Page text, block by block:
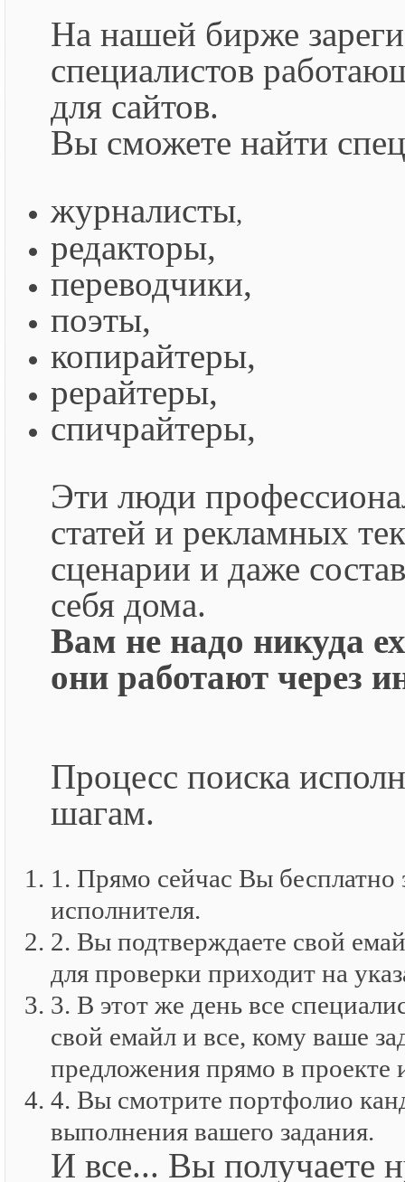
На нашей бирже
специалистов
для сайтов.
Вы сможете найти
журналисты,
редакторы,
переводчики,
поэты,
копирайтеры,
рерайтеры,
спичрайтеры,
Эти люди
статей и рекламных
сценарии и даже
себя дома.
Вам не надо никуда
они работают через
Процесс поиска
шагам.
1. Прямо сейчас Вы бесплатно
исполнителя.
2. Вы подтверждаете свой
для проверки приходит на
3. В этот же день все
свой емайл и все, кому ваше
предложения прямо в
4. Вы смотрите портфолио
выполнения вашего задания.
И все... Вы получаете